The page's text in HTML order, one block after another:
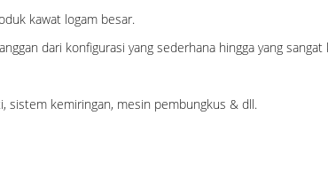
kawat logam besar.
dari konfigurasi yang sederhana hingga yang sangat
sistem kemiringan, mesin pembungkus & dll.